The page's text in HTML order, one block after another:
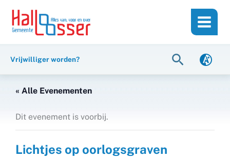
inhoud
naar
Vrijwilliger worden? Zoeken
« Alle Evenementen
Dit evenement is voorbij.
Lichtjes op oorlogsgraven